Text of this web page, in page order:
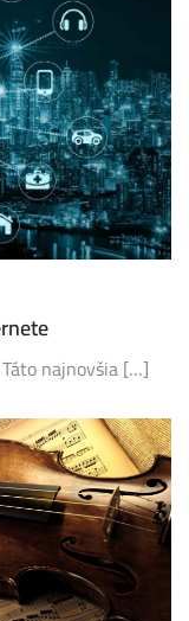
najnovšia […]